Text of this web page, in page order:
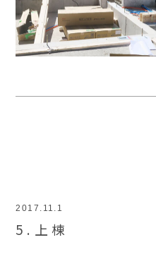
2017.11.1
5.上棟